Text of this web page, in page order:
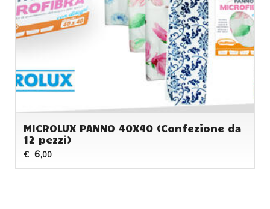
MICROLUX PANNO 40X40 (Confezione da
12 pezzi)
€ 6,00